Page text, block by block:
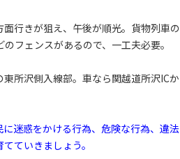
行きが狙え、午後が順光。貨物列車の
フェンスがあるので、一工夫必要。
所沢側入線部。車なら関越道所沢ICか
迷惑をかける行為、危険な行為、違法
ていきましょう。